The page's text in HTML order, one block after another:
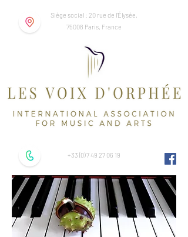
Siège social : 20 rue de l'Élysée,
75008 Paris, France
+33 (0) 7 49 27 06 19